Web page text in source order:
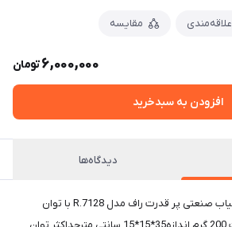
علاقه‌مندی مقایسه
6,000,000تومان
افزودن به سبدخرید
دیدگاه‌ها
رنگ:استیلسایر توضیحاتآسیاب صنعتی پر قدرت راف مدل R.7128 با توان